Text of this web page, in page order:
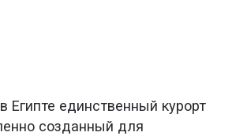
Египте единственный курорт
созданный для